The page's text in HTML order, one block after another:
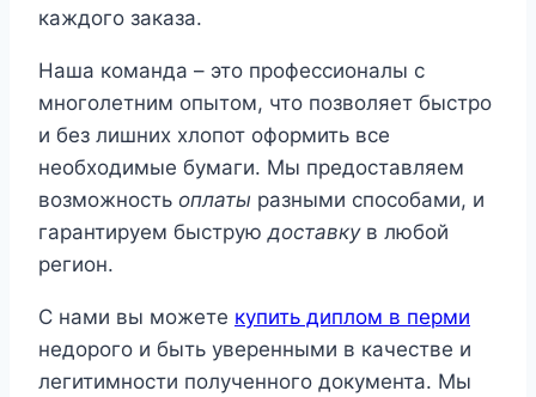
каждого заказа.
Наша команда – это профессионалы с
многолетним опытом, что позволяет быстро
и без лишних хлопот оформить все
необходимые бумаги. Мы предоставляем
возможность оплаты разными способами, и
гарантируем быструюдоставкув любой
регион.
С нами вы можете купить диплом в перми
недорого и быть уверенными в качестве и
легитимности полученного документа. Мы